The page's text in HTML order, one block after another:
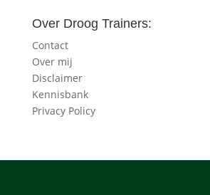
Over Droog Trainers:
Contact
Over mij
Disclaimer
Kennisbank
Privacy Policy